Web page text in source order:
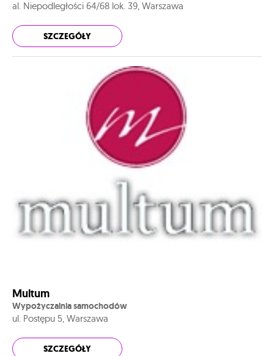
al. Niepodległości 64/68 lok. 39, Warszawa
SZCZEGÓŁY
Multum
Wypożyczalnia samochodów
ul. Postępu 5, Warszawa
SZCZEGÓŁY